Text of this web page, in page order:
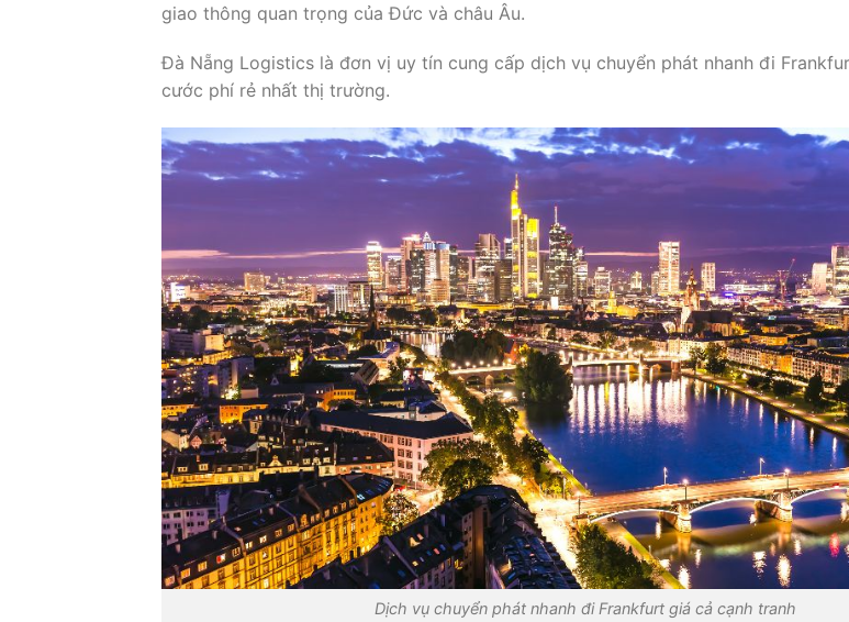
giao thông quan trọng của Đức và châu Âu.
Đà Nẵng Logistics là đơn vị uy tín cung cấp dịch vụ chuyển phát nhanh đi
cước phí rẻ nhất thị trường.
Dịch vụ chuyển phát nhanh đi Frankfurt giá cả cạnh tranh